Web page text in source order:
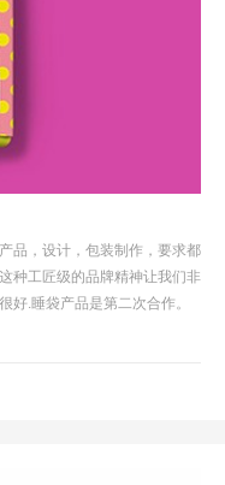
品，设计，包装制作，要求都
种工匠级的品牌精神让我们非
好.睡袋产品是第二次合作。
发点，把睡…